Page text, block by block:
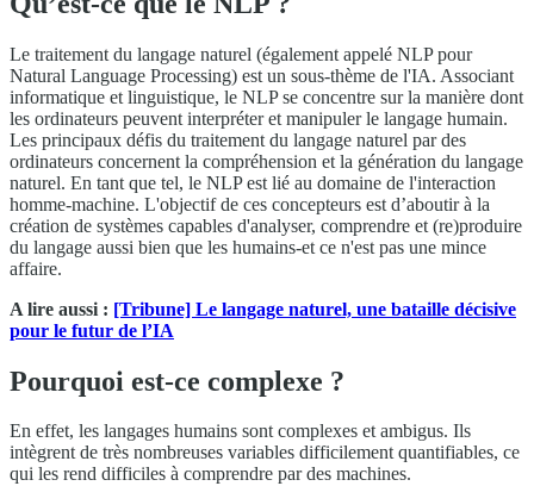
Le traitement du langage naturel (également appelé NLP pour
Natural Language Processing) est un sous-thème de l'IA. Associant
informatique et linguistique, le NLP se concentre sur la manière dont
les ordinateurs peuvent interpréter et manipuler le langage humain.
Les principaux défis du traitement du langage naturel par des
ordinateurs concernent la compréhension et la génération du langage
naturel. En tant que tel, le NLP est lié au domaine de l'interaction
homme-machine. L'objectif de ces concepteurs est d’aboutir à la
création de systèmes capables d'analyser, comprendre et (re)produire
du langage aussi bien que les humains-et ce n'est pas une mince
affaire.
A lire aussi : [Tribune] Le langage naturel, une bataille décisive
pour le futur de l’IA
Pourquoi est-ce complexe ?
En effet, les langages humains sont complexes et ambigus. Ils
intègrent de très nombreuses variables difficilement quantifiables, ce
qui les rend difficiles à comprendre par des machines.